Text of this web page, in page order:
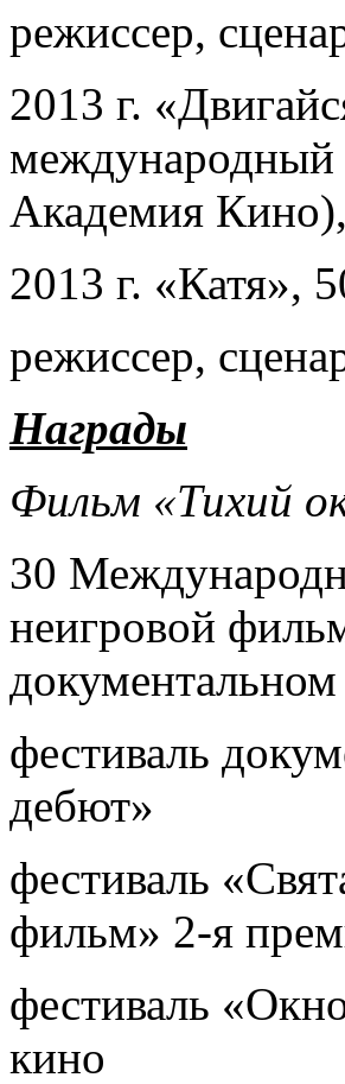
режиссер,
2013 г.
Академия
2013 г. «Катя»,
режиссер,
Награды
Фильм «Тихий
30
неигровой
фестиваль
дебют»
фестиваль
фильм» 2-я
фестиваль
кино